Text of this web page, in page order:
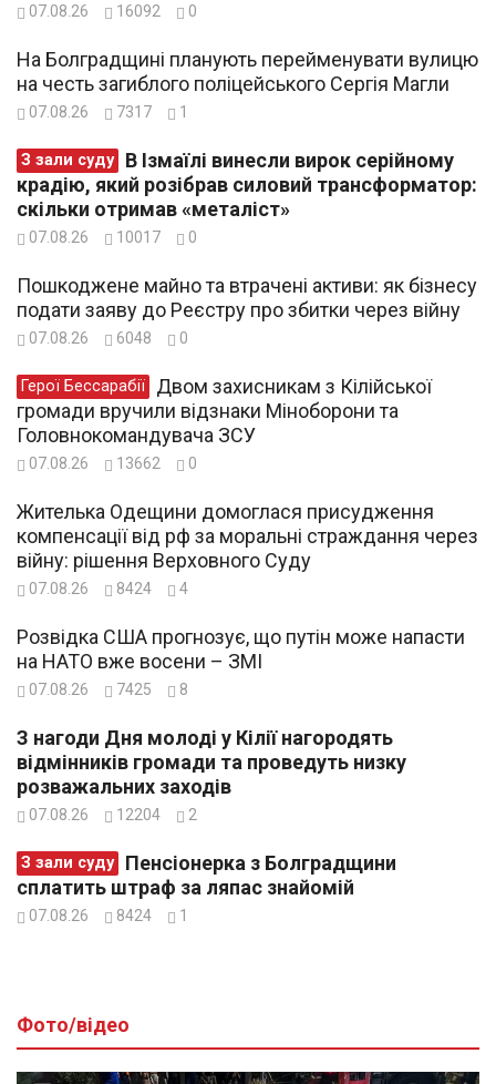
07.08.26 16092 0
На Болградщині планують перейменувати вулицю
на честь загиблого поліцейського Сергія Магли
07.08.26 7317 1
З зали суду
крадію, який розібрав силовий трансформатор:
скільки отримав «металіст»
07.08.26 10017 0
Пошкоджене майно та втрачені активи: як бізнесу
подати заяву до Реєстру про збитки через війну
07.08.26 6048 0
Герої Бессарабії
громади вручили відзнаки Міноборони та
Головнокомандувача ЗСУ
07.08.26 13662 0
Жителька Одещини домоглася присудження
компенсації від рф за моральні страждання через
війну: рішення Верховного Суду
07.08.26 8424 4
Розвідка США прогнозує, що путін може напасти
на НАТО вже восени – ЗМІ
07.08.26 7425 8
З нагоди Дня молоді у Кілії нагородять
відмінників громади та проведуть низку
розважальних заходів
07.08.26 12204 2
З зали суду
сплатить штраф за ляпас знайомій
07.08.26 8424 1
Фото/відео